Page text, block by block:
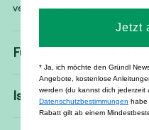
verschiedene Strick- und
Für welche Projekte
Ist das Garn für
Jetzt
* Ja, ich möchte den Gründl
Angebote, kostenlose
werden (du kannst dich jederzeit
Datenschutzbestimmungen habe
Rabatt gilt ab einem